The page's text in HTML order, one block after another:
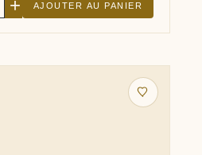
+ AJOUTER AU PANIER